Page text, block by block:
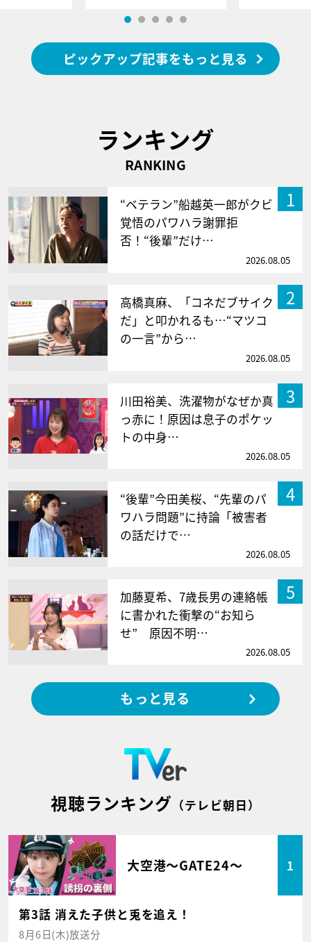
ピックアップ記事をもっと見る
ランキング
RANKING
1
“ベテラン”船越英一郎がクビ
覚悟のパワハラ謝罪拒
否！“後輩”だけ…
2026.08.05
2
高橋真麻、「コネだブサイク
だ」と叩かれるも…“マツコ
の一言”から…
2026.08.05
3
川田裕美、洗濯物がなぜか真
っ赤に！原因は息子のポケッ
トの中身…
2026.08.05
4
“後輩”今田美桜、“先輩のパ
ワハラ問題”に持論「被害者
の話だけで…
2026.08.05
5
加藤夏希、7歳長男の連絡帳
に書かれた衝撃の“お知ら
せ” 原因不明…
2026.08.05
もっと見る
視聴ランキング （テレビ朝日）
大空港～GATE24～ 1
第3話 消えた子供と兎を追え！
8月6日(木)放送分